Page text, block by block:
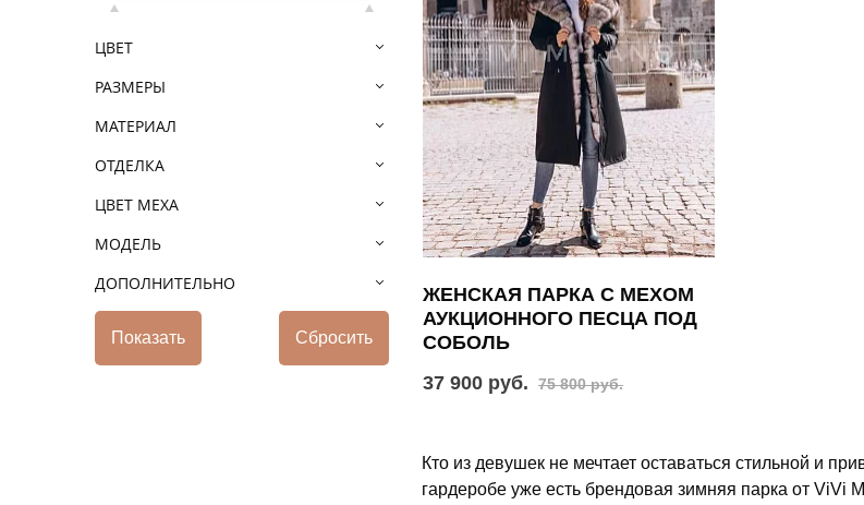
ЦВЕТ
РАЗМЕРЫ
МАТЕРИАЛ
ОТДЕЛКА
ЦВЕТ МЕХА
МОДЕЛЬ
ДОПОЛНИТЕЛЬНО
ЖЕНСКАЯ ПАРКА С МЕХОМ
АУКЦИОННОГО ПЕСЦА ПОД
СОБОЛЬ
37 900 руб.
75 800 руб.
Кто из девушек не мечтает оставаться стильной и
гардеробе уже есть брендовая зимняя парка от ViVi